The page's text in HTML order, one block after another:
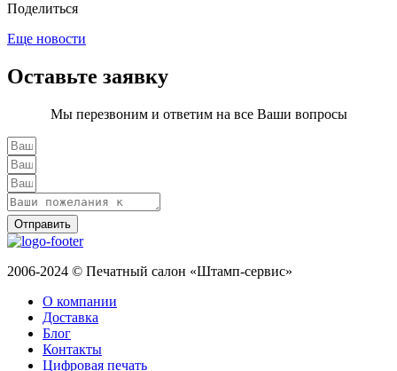
Поделиться
Еще новости
Оставьте заявку
Мы перезвоним и ответим на все Ваши вопросы
Отправить
2006-2024 © Печатный салон «Штамп-сервис»
О компании
Доставка
Блог
Контакты
Цифровая печать